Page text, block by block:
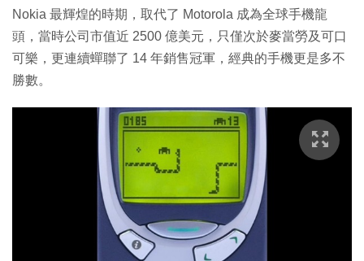
Nokia 最輝煌的時期，取代了 Motorola 成為全球手機龍
頭，當時公司市值近 2500 億美元，只僅次於麥當勞及可口
可樂，更連續蟬聯了 14 年銷售冠軍，經典的手機更是多不
勝數。